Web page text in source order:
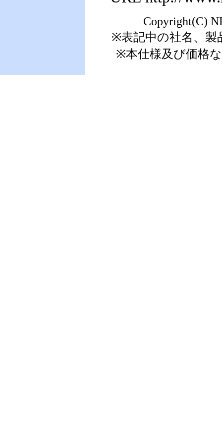
Copyright(C)
※表記中の社名、製
※本仕様及び価格